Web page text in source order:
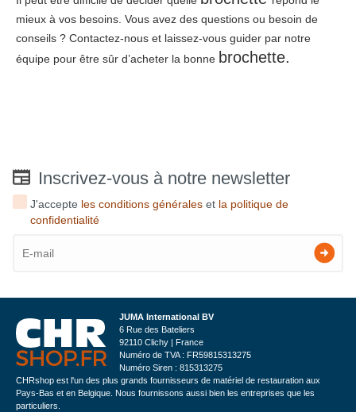
mieux à vos besoins. Vous avez des questions ou besoin de
conseils ? Contactez-nous et laissez-vous guider par notre
équipe pour être sûr d’acheter la bonne brochette.
Inscrivez-vous à notre newsletter
J'accepte les conditions générales et la politique de
confidentialité
JUMA International BV
6 Rue des Bateliers
92110 Clichy | France
Numéro de TVA : FR59815313275
Numéro Siren : 815313275
CHRshop est l'un des plus grands fournisseurs de matériel de restauration aux
Pays-Bas et en Belgique. Nous fournissons aussi bien les entreprises que les
particuliers.